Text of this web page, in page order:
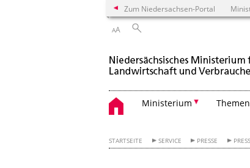
Zum Niedersachsen-Portal
AA
Ministerium Themen
STARTSEITE SERVICE PRESSE